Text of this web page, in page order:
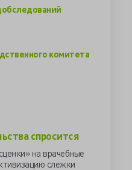
комитета
спросится
на врачебные
слежки